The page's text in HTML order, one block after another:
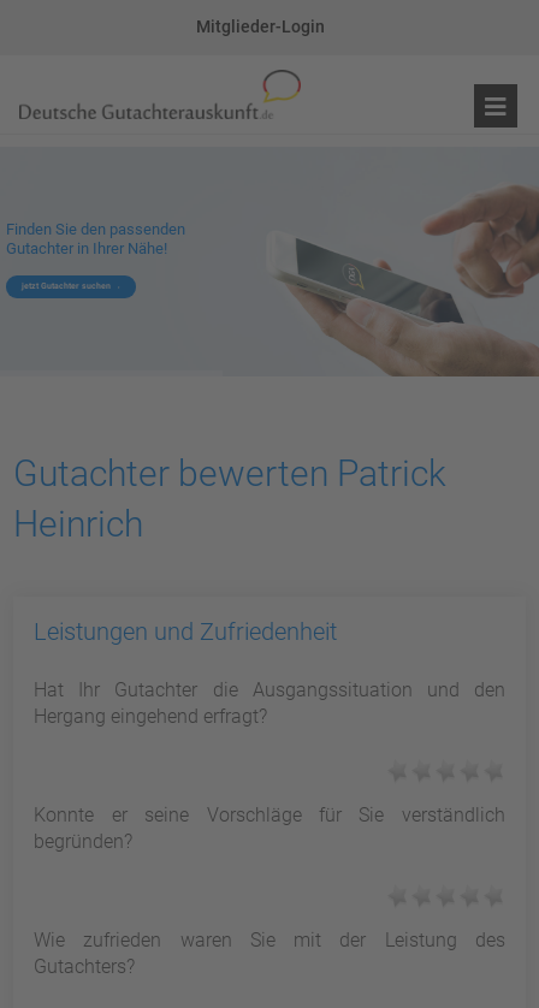
Mitglieder-Login
Finden Sie den passenden
Gutachter in Ihrer Nähe!
jetzt Gutachter suchen
Gutachter bewerten Patrick
Heinrich
Leistungen und Zufriedenheit
Hat Ihr Gutachter die Ausgangssituation und den
Hergang eingehend erfragt?
Konnte er seine Vorschläge für Sie verständlich
begründen?
Wie zufrieden waren Sie mit der Leistung des
Gutachters?